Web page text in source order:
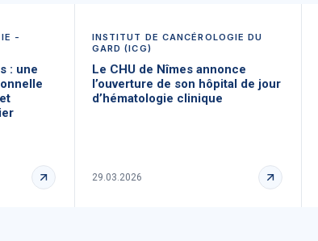
-
: une
INSTITUT DE CANCÉROLOGIE DU
GARD (ICG)
Le CHU de Nîmes annonce
l’ouverture de son hôpital de jour
d’hématologie clinique
29.03.2026